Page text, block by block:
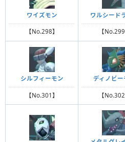
ワイズモン
【No.298】
ワルシード
【No.299
シルフィーモン
【No.301】
ディノビー
【No.302